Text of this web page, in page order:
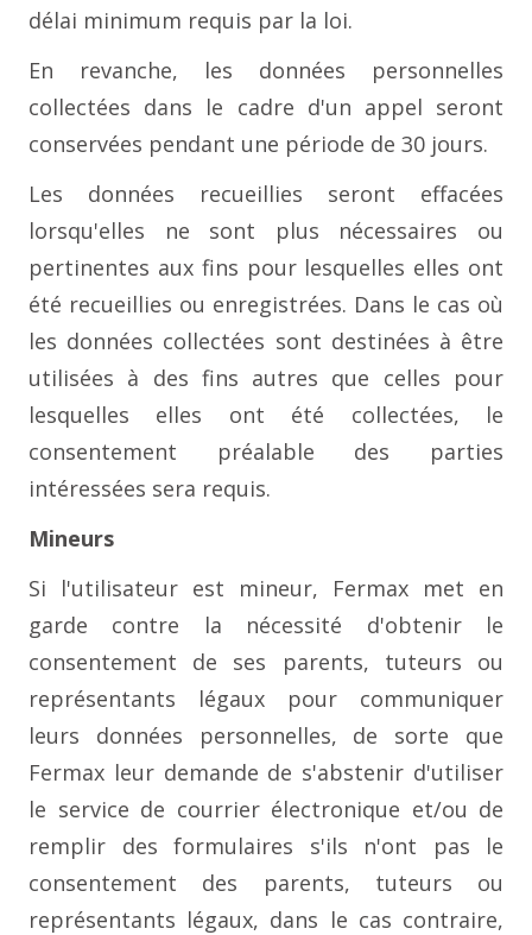
délai minimum requis par la loi.
En revanche, les données personnelles
collectées dans le cadre d'un appel seront
conservées pendant une période de 30 jours.
Les données recueillies seront effacées
lorsqu'elles ne sont plus nécessaires ou
pertinentes aux fins pour lesquelles elles ont
été recueillies ou enregistrées. Dans le cas où
les données collectées sont destinées à être
utilisées à des fins autres que celles pour
lesquelles elles ont été collectées, le
consentement préalable des parties
intéressées sera requis.
Mineurs
Si l'utilisateur est mineur, Fermax met en
garde contre la nécessité d'obtenir le
consentement de ses parents, tuteurs ou
représentants légaux pour communiquer
leurs données personnelles, de sorte que
Fermax leur demande de s'abstenir d'utiliser
le service de courrier électronique et/ou de
remplir des formulaires s'ils n'ont pas le
consentement des parents, tuteurs ou
représentants légaux, dans le cas contraire,